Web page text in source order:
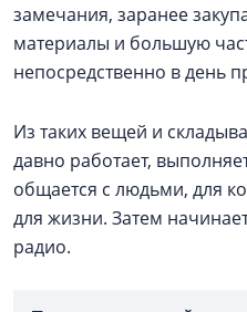
замечания, заранее
материалы и большую
непосредственно в день
Из таких вещей и
давно работает,
общается с людьми, для
для жизни. Затем
радио.